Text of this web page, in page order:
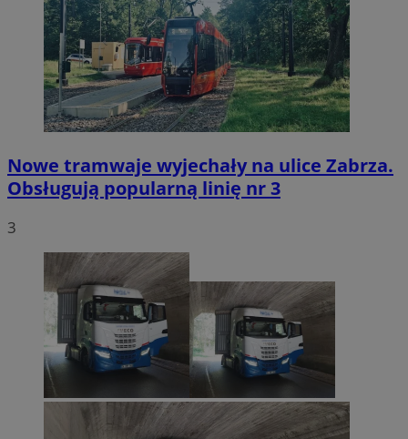
Nowe tramwaje wyjechały na ulice Zabrza.
Obsługują popularną linię nr 3
3